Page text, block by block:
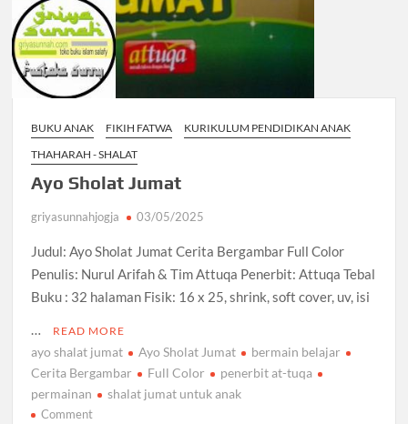
BUKU ANAK FIKIH FATWA
KURIKULUM PENDIDIKAN ANAK
THAHARAH - SHALAT
Ayo Sholat Jumat
griyasunnahjogja 03/05/2025
Judul: Ayo Sholat Jumat Cerita Bergambar Full Color
Penulis: Nurul Arifah & Tim Attuqa Penerbit: Attuqa Tebal
Buku : 32 halaman Fisik: 16 x 25, shrink, soft cover, uv, isi
…
READ MORE
ayo shalat jumat Ayo Sholat Jumat
bermain belajar
Cerita Bergambar
Full Color
penerbit at-tuqa
permainan
shalat jumat untuk anak
Commenton